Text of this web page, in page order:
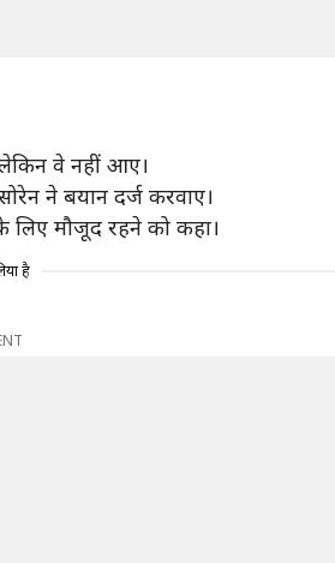
वे नहीं आए।
ने बयान दर्ज करवाए।
मौजूद रहने को कहा।
है